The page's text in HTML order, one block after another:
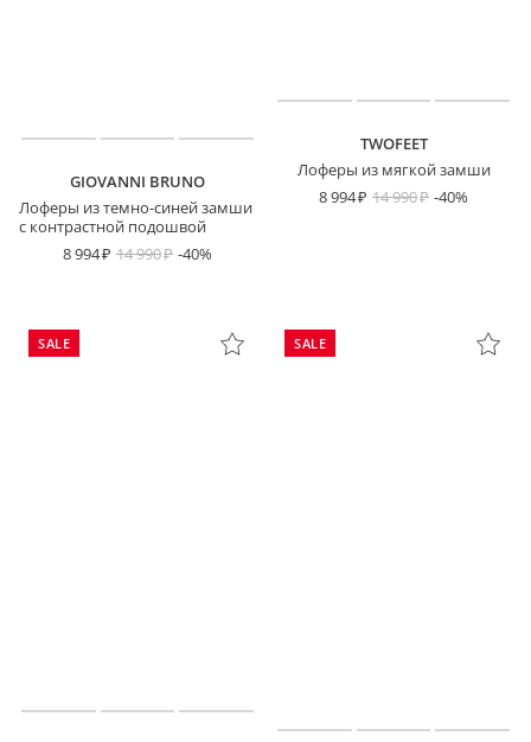
GIOVANNI BRUNO
Лоферы из темно-синей замши
с контрастной подошвой
8 994
14 990 -40%
TWOFEET
Лоферы из мягкой замши
8 994
14 990 -40%
SALE SALE